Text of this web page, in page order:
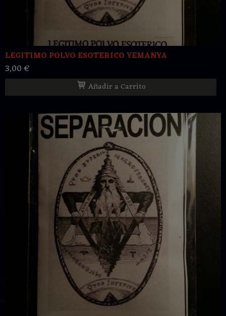
LEGITIMO POLVO ESOTERICO YEMANYA
3,00 €
Añadir a Carrito